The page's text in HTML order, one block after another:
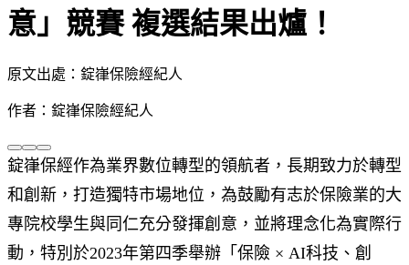
意」競賽 複選結果出爐！
原文出處：錠嵂保險經紀人
作者：錠嵂保險經紀人
錠嵂保經作為業界數位轉型的領航者，長期致力於轉型
和創新，打造獨特市場地位，為鼓勵有志於保險業的大
專院校學生與同仁充分發揮創意，並將理念化為實際行
動，特別於2023年第四季舉辦「保險 × AI科技、創